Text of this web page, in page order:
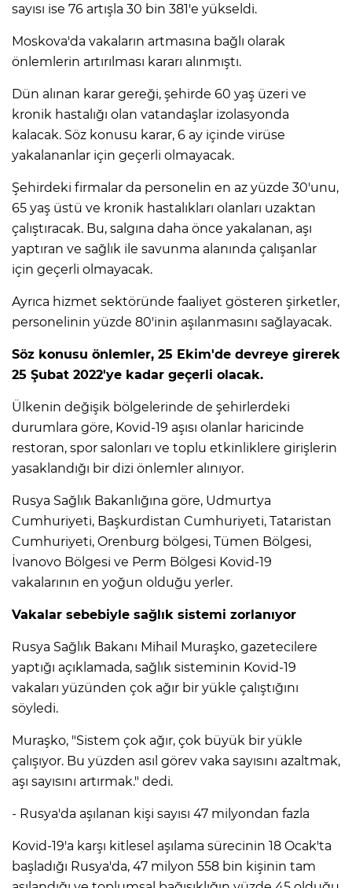
sayısı ise 76 artışla 30 bin 381'e yükseldi.
Moskova'da vakaların artmasına bağlı olarak
önlemlerin artırılması kararı alınmıştı.
Dün alınan karar gereği, şehirde 60 yaş üzeri ve
kronik hastalığı olan vatandaşlar izolasyonda
kalacak. Söz konusu karar, 6 ay içinde virüse
yakalananlar için geçerli olmayacak.
Şehirdeki firmalar da personelin en az yüzde 30'unu,
65 yaş üstü ve kronik hastalıkları olanları uzaktan
çalıştıracak. Bu, salgına daha önce yakalanan, aşı
yaptıran ve sağlık ile savunma alanında çalışanlar
için geçerli olmayacak.
Ayrıca hizmet sektöründe faaliyet gösteren şirketler,
personelinin yüzde 80'inin aşılanmasını sağlayacak.
Söz konusu önlemler, 25 Ekim'de devreye girerek
25 Şubat 2022'ye kadar geçerli olacak.
Ülkenin değişik bölgelerinde de şehirlerdeki
durumlara göre, Kovid-19 aşısı olanlar haricinde
restoran, spor salonları ve toplu etkinliklere girişlerin
yasaklandığı bir dizi önlemler alınıyor.
Rusya Sağlık Bakanlığına göre, Udmurtya
Cumhuriyeti, Başkurdistan Cumhuriyeti, Tataristan
Cumhuriyeti, Orenburg bölgesi, Tümen Bölgesi,
İvanovo Bölgesi ve Perm Bölgesi Kovid-19
vakalarının en yoğun olduğu yerler.
Vakalar sebebiyle sağlık sistemi zorlanıyor
​​​​​​​Rusya Sağlık Bakanı Mihail Muraşko, gazetecilere
yaptığı açıklamada, sağlık sisteminin Kovid-19
vakaları yüzünden çok ağır bir yükle çalıştığını
söyledi.
Muraşko, "Sistem çok ağır, çok büyük bir yükle
çalışıyor. Bu yüzden asıl görev vaka sayısını azaltmak,
aşı sayısını artırmak." dedi.
- Rusya'da aşılanan kişi sayısı 47 milyondan fazla
Kovid-19'a karşı kitlesel aşılama sürecinin 18 Ocak'ta
başladığı Rusya'da, 47 milyon 558 bin kişinin tam